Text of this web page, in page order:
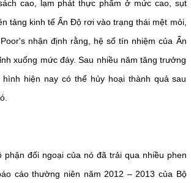
cao, lạm phát thực phẩm ở mức cao, sụt
tảng kinh tế Ấn Độ rơi vào trạng thái mệt mỏi,
nhận định rằng, hệ số tín nhiệm của Ấn
xuống mức đáy. Sau nhiều năm tăng trưởng
hiện nay có thể hủy hoại thành quả sau
phận đối ngoại của nó đã trải qua nhiều phen
cáo thường niên năm 2012 – 2013 của Bộ